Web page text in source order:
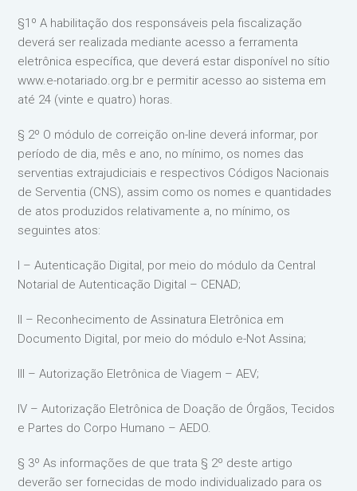
§1º A habilitação dos responsáveis pela fiscalização
deverá ser realizada mediante acesso a ferramenta
eletrônica específica, que deverá estar disponível no sítio
www.e-notariado.org.br e permitir acesso ao sistema em
até 24 (vinte e quatro) horas.
§ 2º O módulo de correição on-line deverá informar, por
período de dia, mês e ano, no mínimo, os nomes das
serventias extrajudiciais e respectivos Códigos Nacionais
de Serventia (CNS), assim como os nomes e quantidades
de atos produzidos relativamente a, no mínimo, os
seguintes atos:
I – Autenticação Digital, por meio do módulo da Central
Notarial de Autenticação Digital – CENAD;
II – Reconhecimento de Assinatura Eletrônica em
Documento Digital, por meio do módulo e-Not Assina;
III – Autorização Eletrônica de Viagem – AEV;
IV – Autorização Eletrônica de Doação de Órgãos, Tecidos
e Partes do Corpo Humano – AEDO.
§ 3º As informações de que trata § 2º deste artigo
deverão ser fornecidas de modo individualizado para os